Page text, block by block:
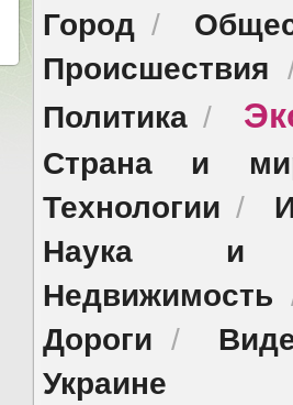
Город /
Происшествия
Политика /
Страна и
Технологии /
Наука и
Недвижимость
Дороги /
Украине